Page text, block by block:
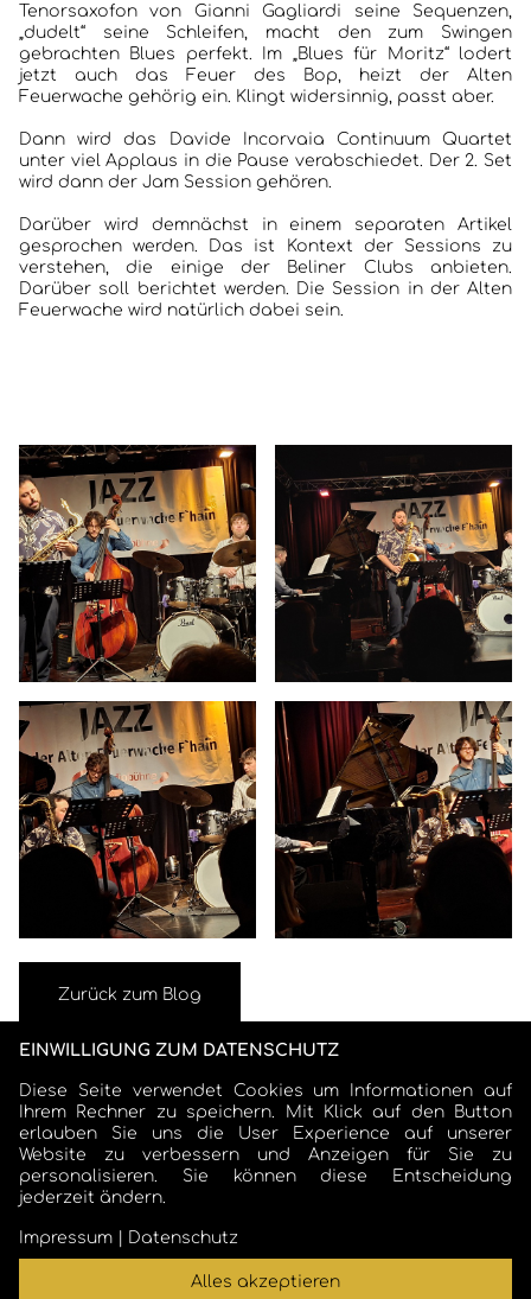
Tenorsaxofon von Gianni Gagliardi seine Sequenzen,
„dudelt“ seine Schleifen, macht den zum Swingen
gebrachten Blues perfekt. Im „Blues für Moritz“ lodert
jetzt auch das Feuer des Bop, heizt der Alten
Feuerwache gehörig ein. Klingt widersinnig, passt aber.
Dann wird das Davide Incorvaia Continuum Quartet
unter viel Applaus in die Pause verabschiedet. Der 2. Set
wird dann der Jam Session gehören.
Darüber wird demnächst in einem separaten Artikel
gesprochen werden. Das ist Kontext der Sessions zu
verstehen, die einige der Beliner Clubs anbieten.
Darüber soll berichtet werden. Die Session in der Alten
Feuerwache wird natürlich dabei sein.
Zurück zum Blog
COSMO SCHARMER
EINWILLIGUNG ZUM DATENSCHUTZ
Diese Seite verwendet Cookies um Informationen auf
Ihrem Rechner zu speichern. Mit Klick auf den Button
erlauben Sie uns die User Experience auf unserer
Website zu verbessern und Anzeigen für Sie zu
personalisieren. Sie können diese Entscheidung
jederzeit ändern.
Impressum Datenschutz
Alles akzeptieren